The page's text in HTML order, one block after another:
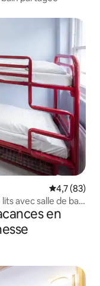
Évaluation
4,7 (83)
avec salle de bain
en